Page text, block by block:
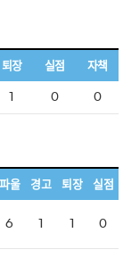
퇴장 실점 자책
1 0 0
파울 경고 퇴장 실점
6 1 1 0